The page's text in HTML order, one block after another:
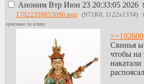
Аноним Втр Июн 23 20:33:05 2026
17822359853090.png (971Кб, 1122x1334)
оригинал по клику.
>>192600
Свинья
чтобы на